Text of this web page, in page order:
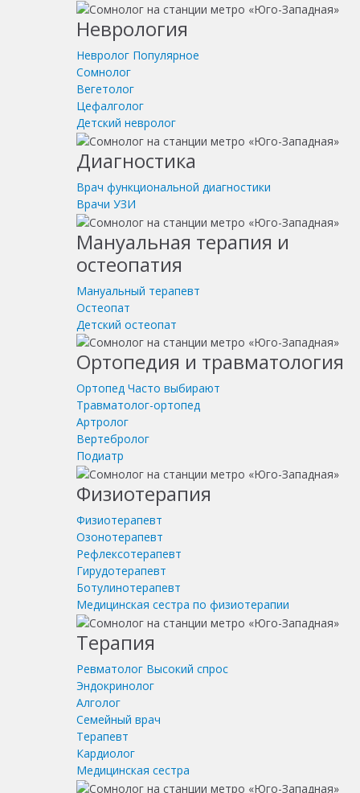
Неврология
Невролог Популярное
Сомнолог
Вегетолог
Цефалголог
Детский невролог
Диагностика
Врач функциональной диагностики
Врачи УЗИ
Мануальная терапия и
остеопатия
Мануальный терапевт
Остеопат
Детский остеопат
Ортопедия и травматология
Ортопед Часто выбирают
Травматолог-ортопед
Артролог
Вертебролог
Подиатр
Физиотерапия
Физиотерапевт
Озонотерапевт
Рефлексотерапевт
Гирудотерапевт
Ботулинотерапевт
Медицинская сестра по физиотерапии
Терапия
Ревматолог Высокий спрос
Эндокринолог
Алголог
Семейный врач
Терапевт
Кардиолог
Медицинская сестра